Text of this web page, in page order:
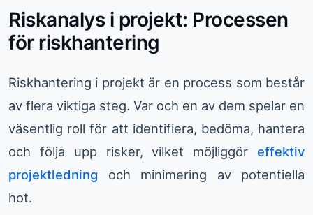
Riskanalys i projekt: Processen
för riskhantering
Riskhantering i projekt är en process som består
av flera viktiga steg. Var och en av dem spelar en
väsentlig roll för att identifiera, bedöma, hantera
och följa upp risker, vilket möjliggör effektiv
projektledning och minimering av potentiella
hot.